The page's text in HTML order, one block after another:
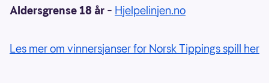
Aldersgrense 18 år – Hjelpelinjen.no
Les mer om vinnersjanser for Norsk Tippings spill her